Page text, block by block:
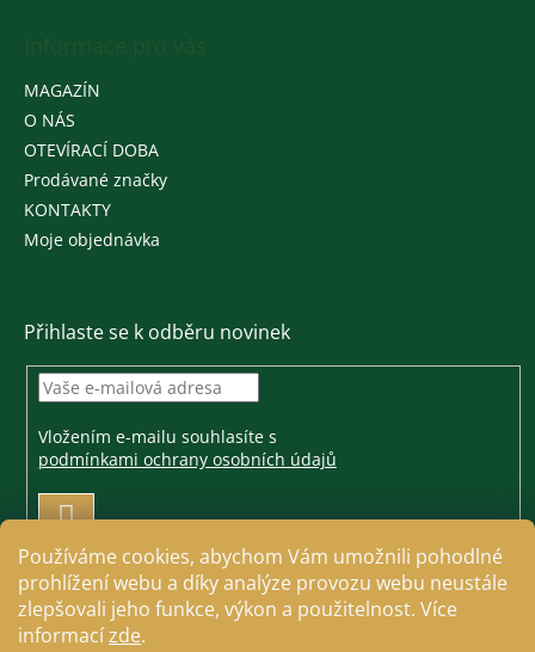
Používáme cookies, abychom Vám umožnili pohodlné
prohlížení webu a díky analýze provozu webu neustále
zlepšovali jeho funkce, výkon a použitelnost. Více
informacízde.
MAGAZÍN
O NÁS
OTEVÍRACÍ DOBA
Prodávané značky
KONTAKTY
Moje objednávka
Přihlaste se k odběru novinek
Vložením e-mailu souhlasíte s
podmínkami ochrany osobních údajů
PŘIHLÁSIT